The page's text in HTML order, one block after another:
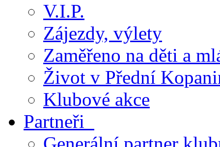
V.I.P.
Zájezdy, výlety
Zaměřeno na děti a
Život v Přední
Klubové akce
Partneři